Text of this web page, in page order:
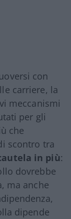
con
carriere, la
meccanismi
per gli
che
scontro tra
in più:
dovrebbe
ma anche
dipende